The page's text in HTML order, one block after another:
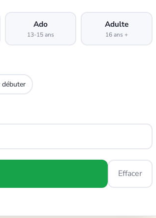
Ado
13-15 ans
Adulte
16 ans +
débuter
Effacer